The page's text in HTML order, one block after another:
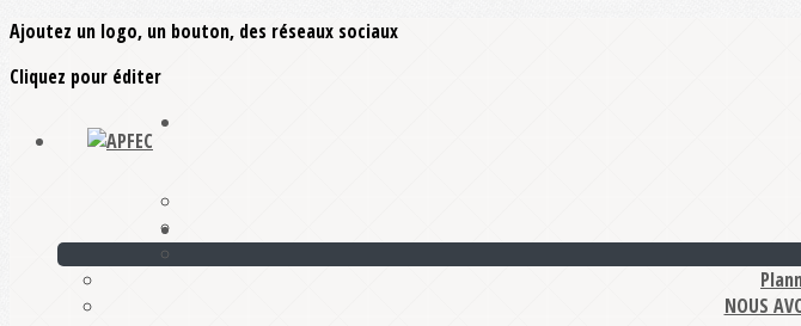
Ajoutez un logo, un bouton, des réseaux sociaux
Cliquez pour éditer
NOUS